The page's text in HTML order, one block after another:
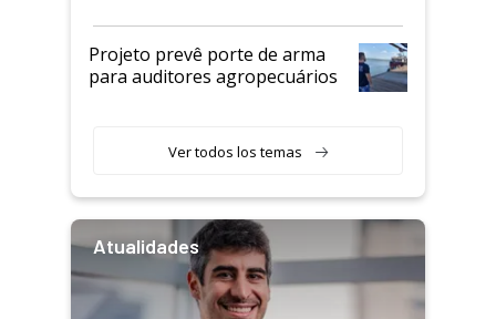
Projeto prevê porte de arma
para auditores agropecuários
Ver todos los temas
Atualidades